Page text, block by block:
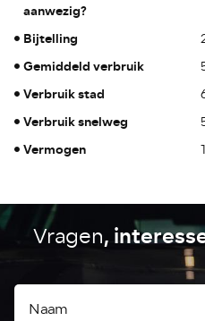
aanwezig?
Bijtelling
Gemiddeld verbruik
Verbruik stad
Verbruik snelweg
Vermogen
Vragen,